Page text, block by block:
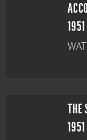
1951
THE
1951